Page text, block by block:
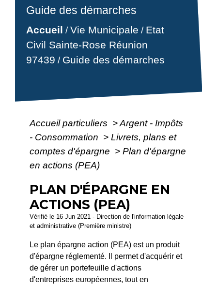
Guide des démarches
Accueil /Vie Municipale / Etat
Civil Sainte-Rose Réunion
97439 / Guide des démarches
Accueil particuliers >Argent - Impôts
- Consommation > Livrets, plans et
comptes d'épargne > Plan d'épargne
en actions (PEA)
PLAN D'ÉPARGNE EN
ACTIONS (PEA)
Vérifié le 16 Jun 2021 - Direction de l'information légale
et administrative (Première ministre)
Le plan épargne action (PEA) est un produit
d'épargne réglementé. Il permet d'acquérir et
de gérer un portefeuille d'actions
d'entreprises européennes, tout en